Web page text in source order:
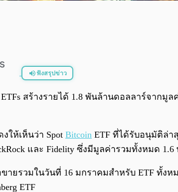
ฟังสรุปข่าว
ETFs สร้างรายได้ 1.8 พันล้านดอลลาร์จากมู
ให้เห็นว่า Spot Bitcoin ETF ที่ได้รับอนุมัติล่า
และ Fidelity ซึ่งมีมูลค่ารวมทั้งหมด
ยรวมในวันที่ 16 มกราคมสำหรับ ETF ทั้งห
ETF